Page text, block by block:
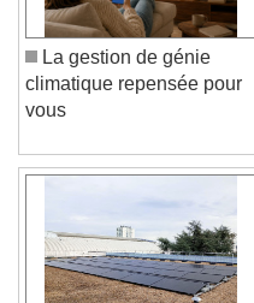
La gestion de génie
climatique repensée pour